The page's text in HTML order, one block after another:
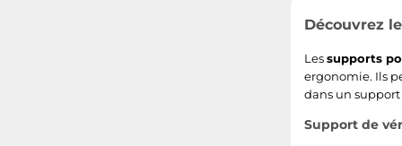
Découvrez
Lessupports
ergonomie. Ils
dans un
Support de